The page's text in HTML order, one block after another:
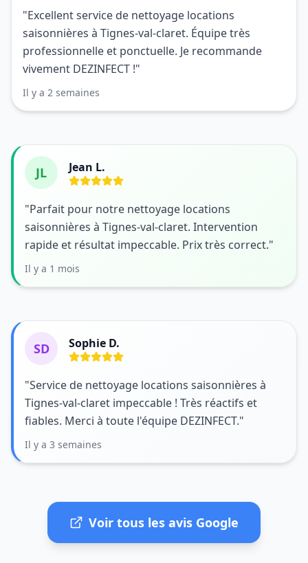
"Excellent service de nettoyage locations
saisonnières à Tignes-val-claret. Équipe très
professionnelle et ponctuelle. Je recommande
vivement DEZINFECT !"
Il y a 2 semaines
JL Jean L.
"Parfait pour notre nettoyage locations
saisonnières à Tignes-val-claret. Intervention
rapide et résultat impeccable. Prix très correct."
Il y a 1 mois
SD Sophie D.
"Service de nettoyage locations saisonnières à
Tignes-val-claret impeccable ! Très réactifs et
fiables. Merci à toute l'équipe DEZINFECT."
Il y a 3 semaines
Voir tous les avis Google